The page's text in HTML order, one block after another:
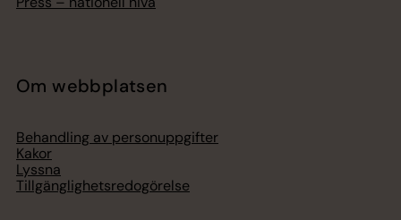
Om webbplatsen
Behandling av personuppgifter
Kakor
Lyssna
Tillgänglighetsredogörelse